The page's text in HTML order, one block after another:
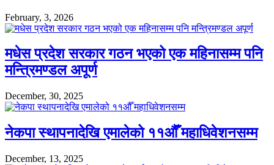
February, 3, 2026
मधेस प्रदेश सरकार गठन भएको एक महिनासम्म पनि
मन्त्रिमण्डल अपूर्ण
December, 30, 2025
नेकपा स्थापनादेखि एमालेको ११औँ महाधिवेशनसम्म
December, 13, 2025